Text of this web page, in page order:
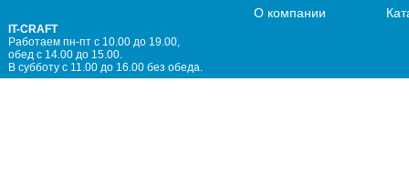
IT-CRAFT
Работаем пн-пт с 10.00 до 19.00,
обед с 14.00 до 15.00.
В субботу с 11.00 до 16.00 без обеда.
О компании